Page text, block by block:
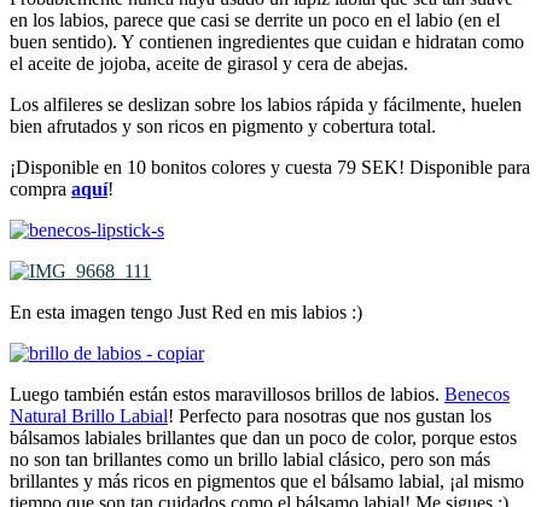
en los labios, parece que casi se derrite un poco en el labio (en el
buen sentido). Y contienen ingredientes que cuidan e hidratan como
el aceite de jojoba, aceite de girasol y cera de abejas.
Los alfileres se deslizan sobre los labios rápida y fácilmente, huelen
bien afrutados y son ricos en pigmento y cobertura total.
¡Disponible en 10 bonitos colores y cuesta 79 SEK! Disponible para
compra aquí!
En esta imagen tengo Just Red en mis labios :)
Luego también están estos maravillosos brillos de labios. Benecos
Natural Brillo Labial! Perfecto para nosotras que nos gustan los
bálsamos labiales brillantes que dan un poco de color, porque estos
no son tan brillantes como un brillo labial clásico, pero son más
brillantes y más ricos en pigmentos que el bálsamo labial, ¡al mismo
tiempo que son tan cuidados como el bálsamo labial! Me sigues :)